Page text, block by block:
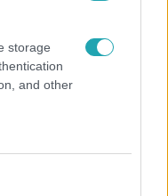
storage
and other
mérkőzés volt,
ellen, így érezte